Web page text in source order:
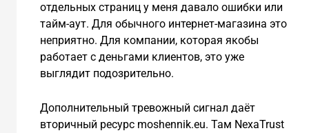
отдельных страниц у меня давало ошибки или
тайм-аут. Для обычного интернет-магазина это
неприятно. Для компании, которая якобы
работает с деньгами клиентов, это уже
выглядит подозрительно.
Дополнительный тревожный сигнал даёт
вторичный ресурс moshennik.eu. Там NexaTrust